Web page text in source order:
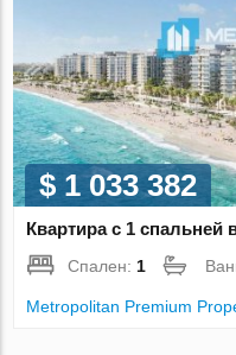
$ 1 033 382
Квартира с 1
Спален: 1
Metropolitan Premium